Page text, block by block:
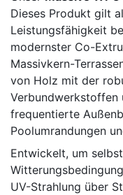
Dieses Produkt gilt
Leistungsfähigkeit
modernster Co-
Massivkern-
von Holz mit der
frequentierte
Poolumrandungen
Entwickelt, um
UV-Strahlung über